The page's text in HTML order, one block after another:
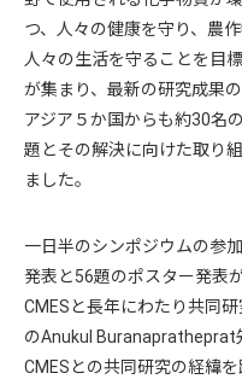
つ、人々の健康を守り、農
人々の生活を守ることを目
が集まり、最新の研究成果
アジア５か国からも約30名
題とその解決に向けた取り
ました。
一日半のシンポジウムの参
発表と56題のポスター発表
CMESと長年にわたり共同
のAnukul Buranapratheprat
CMESとの共同研究の経緯